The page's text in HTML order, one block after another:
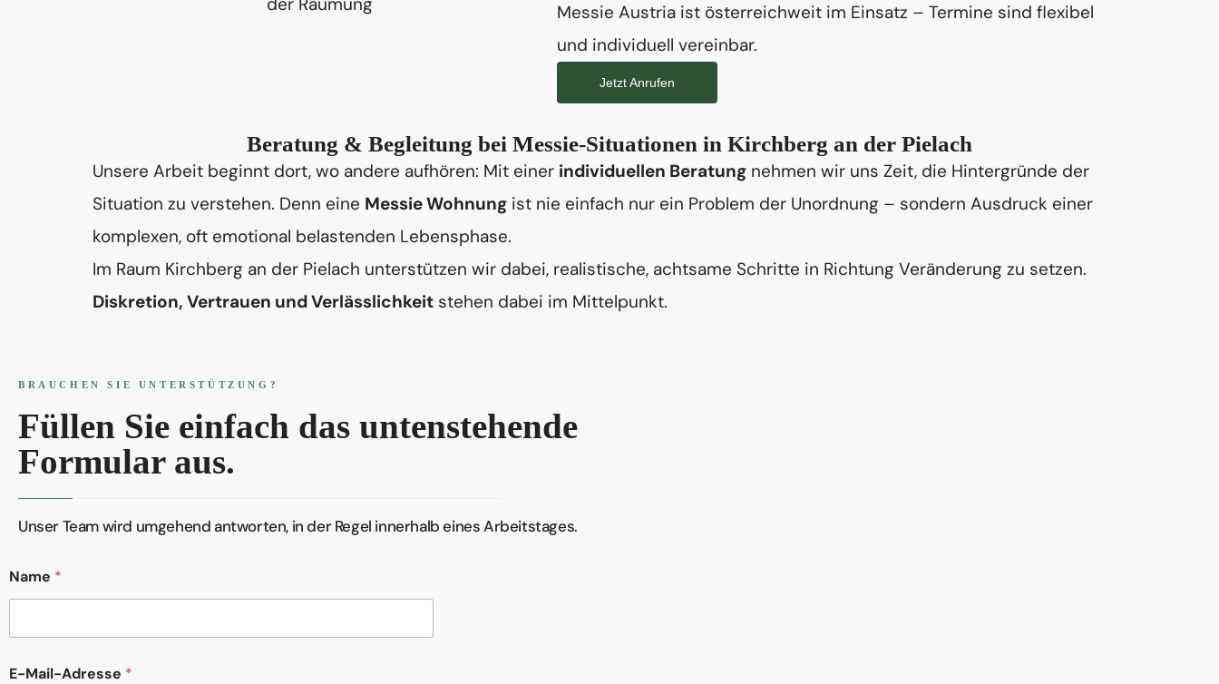
Messie Austria ist österreichweit im Einsatz – Termine sind flexibel
und individuell vereinbar.
Jetzt Anrufen
Beratung & Begleitung bei Messie-Situationen in Kirchberg an der Pielach
Unsere Arbeit beginnt dort, wo andere aufhören: Mit einer individuellen Beratung nehmen wir uns Zeit, die Hintergründe der
Situation zu verstehen. Denn eine Messie Wohnung ist nie einfach nur ein Problem der Unordnung – sondern Ausdruck einer
komplexen, oft emotional belastenden Lebensphase.
Im Raum Kirchberg an der Pielach unterstützen wir dabei, realistische, achtsame Schritte in Richtung Veränderung zu setzen.
Diskretion, Vertrauen und Verlässlichkeit stehen dabei im Mittelpunkt.
BRAUCHEN SIE UNTERSTÜTZUNG?
Füllen Sie einfach das untenstehende
Formular aus.
Unser Team wird umgehend antworten, in der Regel innerhalb eines Arbeitstages.
Name *
o
E-Mail-Adresse *